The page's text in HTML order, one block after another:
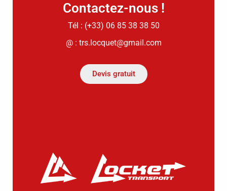
Contactez-nous !
Tél : (+33) 06 85 38 38 50
@ : trs.locquet@gmail.com
Devis gratuit